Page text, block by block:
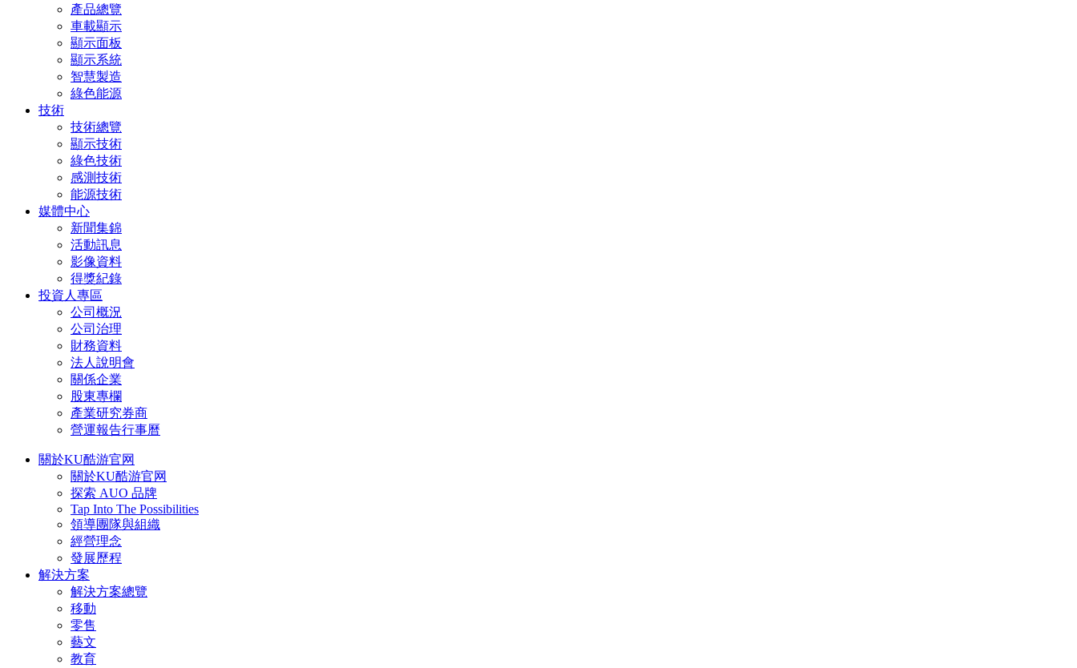
產品總覽
車載顯示
顯示面板
顯示系統
智慧製造
綠色能源
技術
技術總覽
顯示技術
綠色技術
感測技術
能源技術
媒體中心
新聞集錦
活動訊息
影像資料
得獎紀錄
投資人專區
公司概況
公司治理
財務資料
法人說明會
關係企業
股東專欄
產業研究券商
營運報告行事曆
關於KU酷游官网
關於KU酷游官网
探索 AUO 品牌
Tap Into The Possibilities
領導團隊與組織
經營理念
發展歷程
解決方案
解決方案總覽
移動
零售
藝文
教育